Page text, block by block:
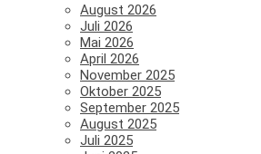
August 2026
Juli 2026
Mai 2026
April 2026
November 2025
Oktober 2025
September 2025
August 2025
Juli 2025